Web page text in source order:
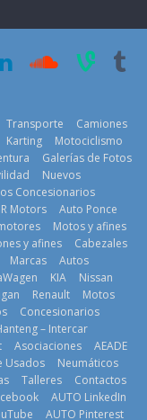
29 de julio de
¿Qué puede
pasar con tu
vehículo si
permanece
varios días sin
usar?
3 de agosto de
2026
Transporte
Camiones
Karting
Motociclismo
Galerías de Fotos
Nuevos
Concesionarios
Motors
Auto Ponce
Motos y afines
y afines
Cabezales
Marcas
Autos
KIA
Nissan
Renault
Motos
Concesionarios
– Intercar
Asociaciones
AEADE
Usados
Neumáticos
Talleres
Contactos
AUTO LinkedIn
AUTO Pinterest